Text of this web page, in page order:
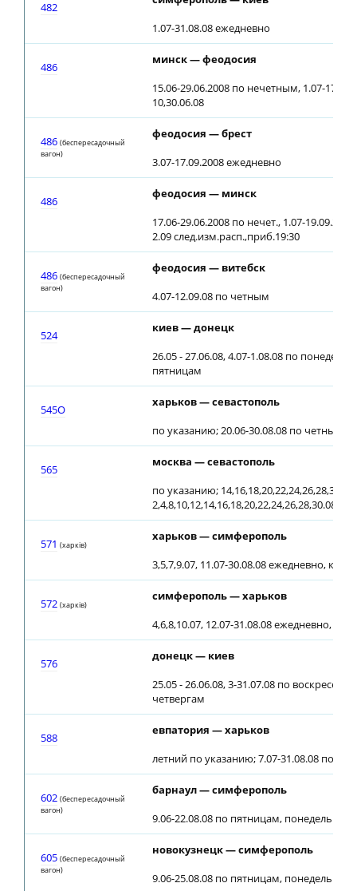
482
1.07-31.08.08 ежедневно
486
минск — феодосия
15.06-29.06.2008 по нечетным, 1.07-
10,30.06.08
486 (беспересадочный
вагон)
феодосия — брест
3.07-17.09.2008 ежедневно
486
феодосия — минск
17.06-29.06.2008 по нечет., 1.07-
2.09 след.изм.расп.,приб.19:30
486 (беспересадочный
вагон)
феодосия — витебск
4.07-12.09.08 по четным
524
киев — донецк
26.05 - 27.06.08, 4.07-1.08.08 по
пятницам
545О
харьков — севастополь
по указанию; 20.06-30.08.08 по четным;
565
москва — севастополь
по указанию; 14,16,18,20,22,24,26,28,31.07,
2,4,8,10,12,14,16,18,20,22,24,26,28,30.08.08
571 (харкiв)
харьков — симферополь
3,5,7,9.07, 11.07-30.08.08 ежедневно,
572 (харкiв)
симферополь — харьков
4,6,8,10.07, 12.07-31.08.08 ежедневно,
576
донецк — киев
25.05 - 26.06.08, 3-31.07.08 по
четвергам
588
евпатория — харьков
летний по указанию; 7.07-31.08.08 по
602 (беспересадочный
вагон)
барнаул — симферополь
9.06-22.08.08 по пятницам,
605 (беспересадочный
вагон)
новокузнецк — симферополь
9.06-25.08.08 по пятницам,